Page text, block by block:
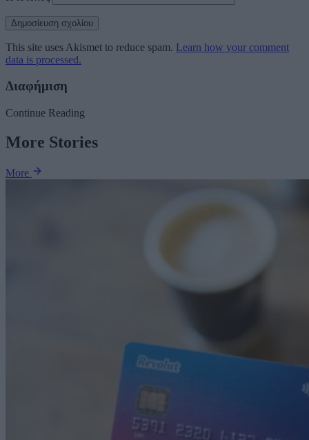
This site uses Akismet to reduce spam. Learn how your comment
data is processed.
Διαφήμιση
Continue Reading
More Stories
More